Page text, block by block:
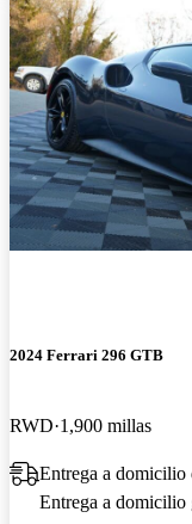
2024 Ferrari 296 GTB
RWD 1,900 millas
Entrega a domicilio
Entrega a domicilio